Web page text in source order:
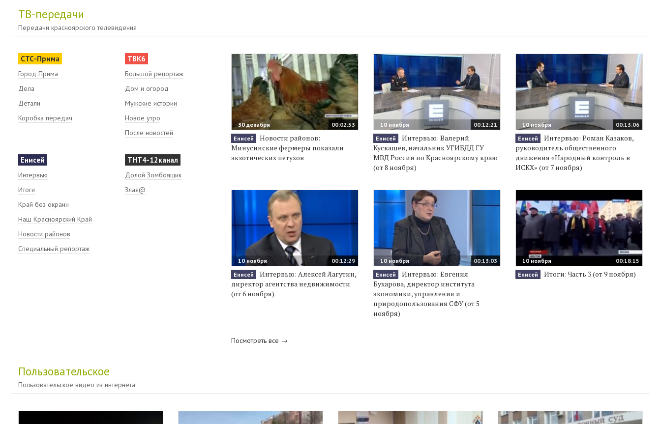
ТВ-передачи
Передачи красноярского телевидения
СТС-Прима
Город Прима
Дела
Детали
Коробка передач
ТВК6
Большой репортаж
Дом и огород
Мужские истории
Новое утро
После новостей
Енисей
Интервью
Итоги
Край без окраин
Наш Красноярский Край
Новости районов
Специальный репортаж
ТНТ4-12канал
Долой Зомбоящик
Злая@
00:02:53
30 декабря
Енисей
Новости районов:
Минусинские фермеры показали
экзотических петухов
00:12:21
10 ноября
Енисей
Интервью: Валерий
Кускашев, начальник УГИБДД ГУ
МВД России по Красноярскому краю
(от 8 ноября)
00:13:06
10 ноября
Енисей
Интервью: Роман Казаков,
руководитель общественного
движения «Народный контроль в
ИСКХ» (от 7 ноября)
00:12:29
10 ноября
Енисей
Интервью: Алексей Лагутин,
директор агентства недвижимости
(от 6 ноября)
00:13:03
10 ноября
Енисей
Интервью: Евгения
Бухарова, директор института
экономики, управления и
природопользования СФУ (от 5
ноября)
00:18:15
10 ноября
Енисей
Итоги: Часть 3 (от 9 ноября)
Посмотреть все →
Пользовательское
Пользовательское видео из интернета